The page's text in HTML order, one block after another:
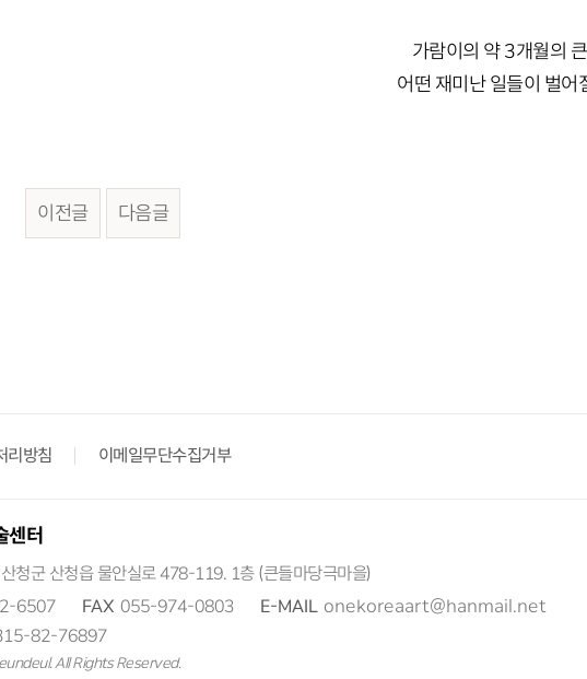
가람이의 약 3개월의
어떤 재미난 일들이 벌어
이전글 다음글
리방침 이메일무단수집거부
센터
청군 산청읍 물안실로 478-119. 1층 (큰들마당극마을)
6507 FAX 055-974-0803 E-MAIL onekoreaart@hanmail.net
82-76897
All Rights Reserved.